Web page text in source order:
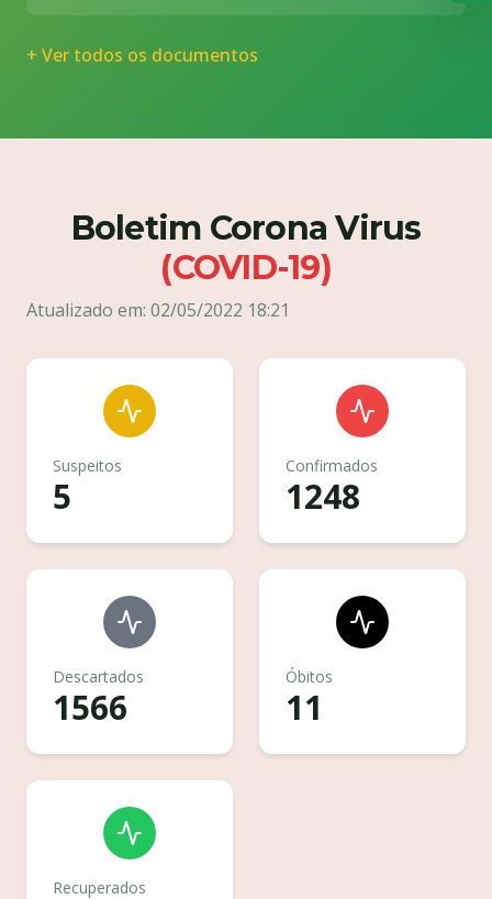
complementares, conforme projetos
+ Ver todos os documentos
Boletim Corona Virus
(COVID-19)
Atualizado em: 02/05/2022 18:21
Suspeitos
5
Confirmados
1248
Descartados
1566
Óbitos
11
Recuperados